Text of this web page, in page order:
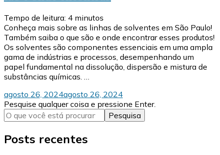
Tempo de leitura: 4 minutos
Conheça mais sobre as linhas de solventes em São Paulo!
Também saiba o que são e onde encontrar esses produtos!
Os solventes são componentes essenciais em uma ampla
gama de indústrias e processos, desempenhando um
papel fundamental na dissolução, dispersão e mistura de
substâncias químicas. …
agosto 26, 2024agosto 26, 2024
Procurando
algo?
Pesquise qualquer coisa e pressione Enter.
Posts recentes